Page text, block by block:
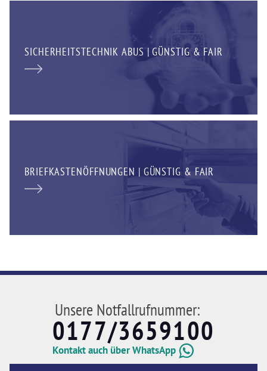
SICHERHEITSTECHNIK ABUS | GÜNSTIG & FAIR
BRIEFKASTENÖFFNUNGEN | GÜNSTIG & FAIR
Unsere Notfallrufnummer:
0177/3659100
Kontakt auch über WhatsApp